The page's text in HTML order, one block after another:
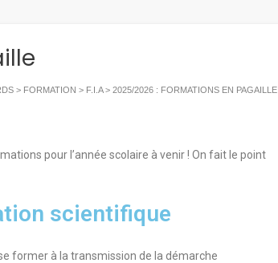
> FORMATION > F.I.A> 2025/2026 : FORMATIONS EN PAGAILLE
pour l’année scolaire à venir ! On fait le point
scientifique
former à la transmission de la démarche